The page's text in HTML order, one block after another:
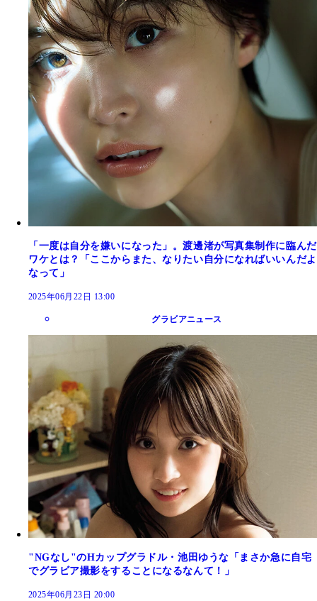
「一度は自分を嫌いになった」。渡邊渚が写真集制作に臨んだ
ワケとは？「ここからまた、なりたい自分になればいいんだよ
なって」
2025年06月22日 13:00
グラビアニュース
"NGなし"のHカップグラドル・池田ゆうな「まさか急に自宅
でグラビア撮影をすることになるなんて！」
2025年06月23日 20:00